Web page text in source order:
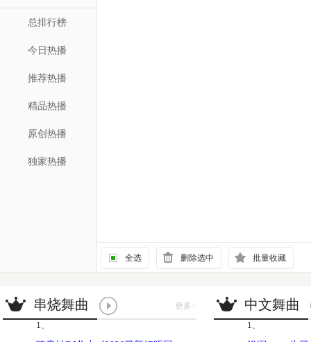
总排行榜
今日热播
推荐热播
精品热播
原创热播
独家热播
全选 删除选中 批量收藏
串烧舞曲 更多>
1、
中文舞曲
1、